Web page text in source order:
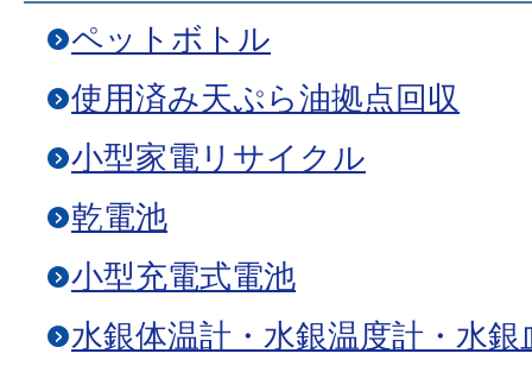
ペットボトル
使用済み天ぷら油拠点回収
小型家電リサイクル
乾電池
小型充電式電池
水銀体温計・水銀温度計・水銀